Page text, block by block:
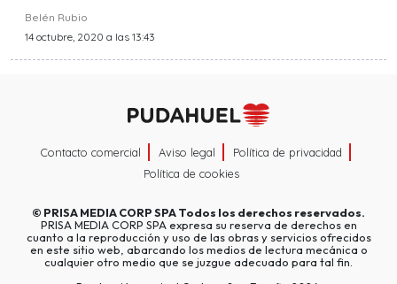
Belén Rubio
14 octubre, 2020 a las 13:43
Contacto comercial Aviso legal
Política de privacidad
Política de cookies
© PRISA MEDIA CORP SPATodos los derechos reservados.
PRISA MEDIA CORP SPA expresa su reserva de derechos en
cuanto a la reproducción y uso de las obras y servicios ofrecidos
en este sitio web, abarcando los medios de lectura mecánica o
cualquier otro medio que se juzgue adecuado para tal fin.